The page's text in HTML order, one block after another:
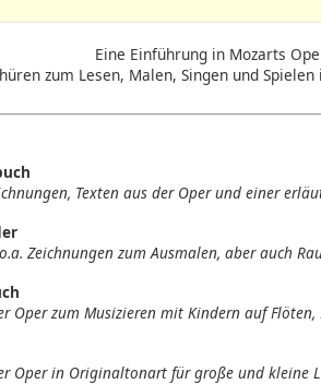
Eine Einführung in Mozarts
zum Lesen, Malen, Singen und
Texten aus der Oper und einer
Zeichnungen zum Ausmalen, aber auch
Oper zum Musizieren mit Kindern auf
Oper in Originaltonart für große und kleine